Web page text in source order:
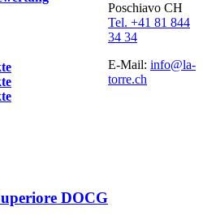
DOCG
Poschiavo CH
Tel. +41 81 844
34 34
E-Mail: info@la-
torre.ch